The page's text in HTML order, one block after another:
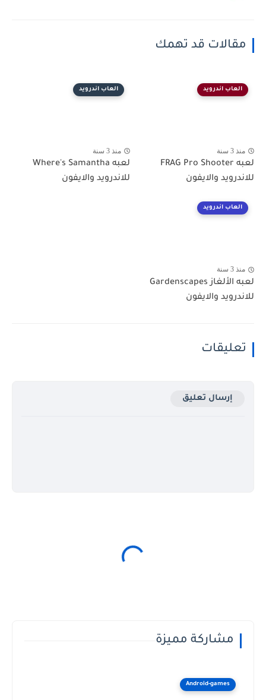
مقالات قد تهمك
العاب اندرويد
منذ 3 سنة
لعبه FRAG Pro Shooter
للاندرويد والايفون
العاب اندرويد
منذ 3 سنة
لعبه Where's Samantha
للاندرويد والايفون
العاب اندرويد
منذ 3 سنة
لعبه الألغاز Gardenscapes
للاندرويد والايفون
تعليقات
إرسال تعليق
مشاركة مميزة
Android-games